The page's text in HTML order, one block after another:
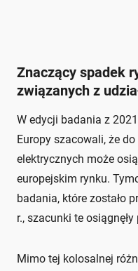
Znaczący spadek
związanych z
W edycji badania z
Europy szacowali, że
elektrycznych może
europejskim rynku.
badania, które zostało
r., szacunki te
Mimo tej kolosalnej